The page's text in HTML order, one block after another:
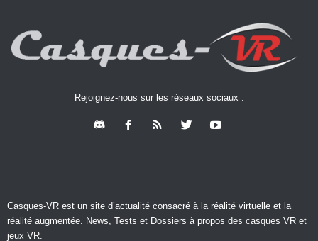
Rejoignez-nous sur les réseaux sociaux :
Casques-VR est un site d’actualité consacré à la réalité virtuelle et la
réalité augmentée. News, Tests et Dossiers à propos des casques VR et
jeux VR.